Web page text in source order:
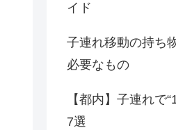
イド
子連れ移動の持ち
必要なもの
【都内】子連れで
7選